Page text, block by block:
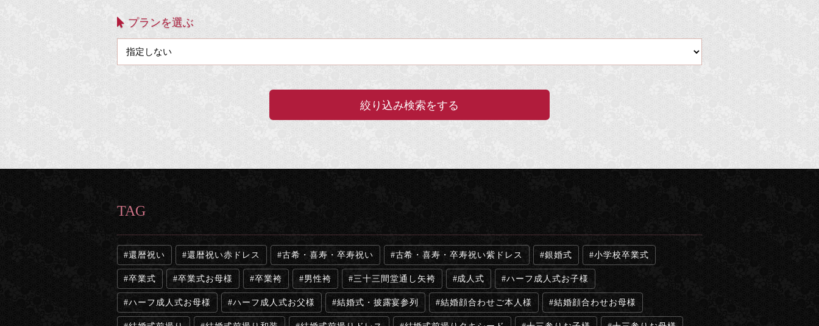
プランを選ぶ
TAG
還暦祝い 還暦祝い赤ドレス 古希・喜寿・卒寿祝い 古希・喜寿・卒寿祝い紫ドレス 銀婚式 小学校卒業式
卒業式 卒業式お母様 卒業袴 男性袴 三十三間堂通し矢袴 成人式 ハーフ成人式お子様
ハーフ成人式お母様 ハーフ成人式お父様 結婚式・披露宴参列 結婚顔合わせご本人様 結婚顔合わせお母様